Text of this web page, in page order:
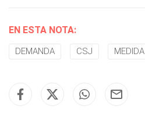
EN ESTA NOTA:
DEMANDA CSJ MEDIDA